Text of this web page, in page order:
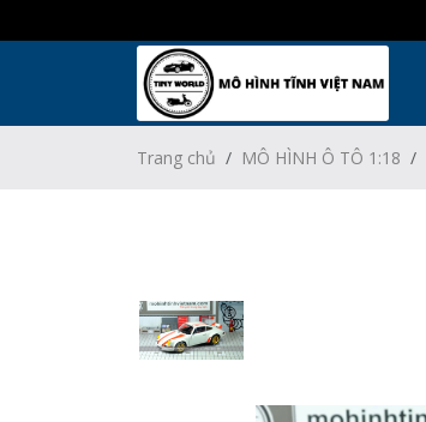
Trang chủ MÔ HÌNH Ô TÔ 1:18